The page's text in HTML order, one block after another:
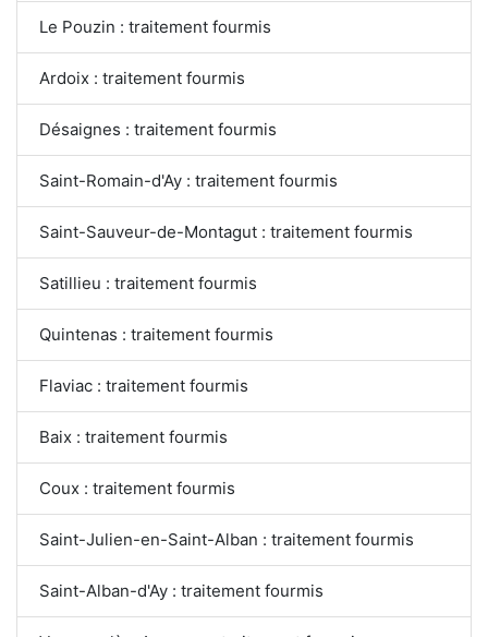
Le Pouzin : traitement fourmis
Ardoix : traitement fourmis
Désaignes : traitement fourmis
Saint-Romain-d'Ay : traitement fourmis
Saint-Sauveur-de-Montagut : traitement fourmis
Satillieu : traitement fourmis
Quintenas : traitement fourmis
Flaviac : traitement fourmis
Baix : traitement fourmis
Coux : traitement fourmis
Saint-Julien-en-Saint-Alban : traitement fourmis
Saint-Alban-d'Ay : traitement fourmis